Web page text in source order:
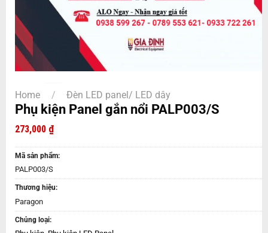
Home / Đèn LED panel/ LED dây
Phụ kiện Panel gắn nổi PALP003/S
273,000 ₫
Mã sản phẩm:
PALP003/S
Thương hiệu:
Paragon
Chủng loại: